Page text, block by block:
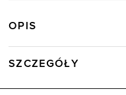
OPIS
SZCZEGÓŁY